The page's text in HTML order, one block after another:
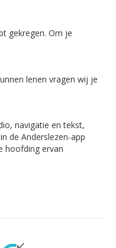
gekregen. Om je
lenen vragen wij je
navigatie en tekst,
de Anderslezen-app
hoofding ervan